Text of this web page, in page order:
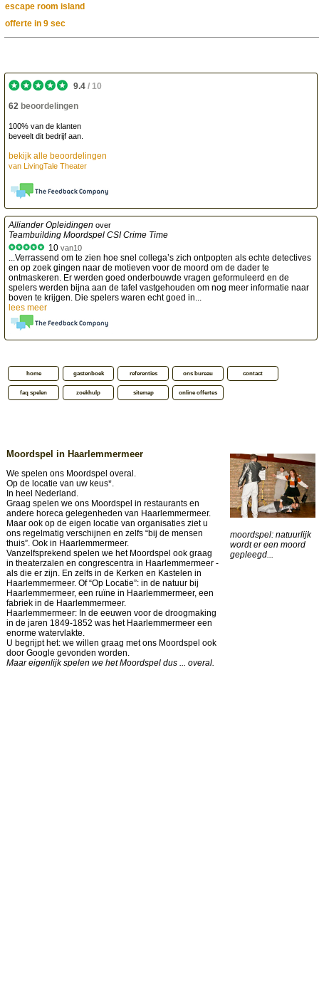
escape room island
offerte in 9 sec
9.4 / 10
62 beoordelingen
100% van de klanten
beveelt dit bedrijf aan.
bekijk alle beoordelingen
van LivingTale Theater
Alliander Opleidingen over
Teambuilding Moordspel CSI Crime Time
10van10
...Verrassend om te zien hoe snel collega’s zich ontpopten als echte detectives
en op zoek gingen naar de motieven voor de moord om de dader te
ontmaskeren. Er werden goed onderbouwde vragen geformuleerd en de
spelers werden bijna aan de tafel vastgehouden om nog meer informatie naar
boven te krijgen. Die spelers waren echt goed in...
lees meer
home gastenboek referenties ons bureau contact
faq spelen zoekhulp sitemap online offertes
Moordspel in Haarlemmermeer
We spelen ons Moordspel overal.
Op de locatie van uw keus*.
In heel Nederland.
Graag spelen we ons Moordspel in restaurants en
andere horeca gelegenheden van Haarlemmermeer.
Maar ook op de eigen locatie van organisaties ziet u
ons regelmatig verschijnen en zelfs “bij de mensen
thuis”. Ook in Haarlemmermeer.
Vanzelfsprekend spelen we het Moordspel ook graag
in theaterzalen en congrescentra in Haarlemmermeer -
als die er zijn. En zelfs in de Kerken en Kastelen in
Haarlemmermeer. Of “Op Locatie”: in de natuur bij
Haarlemmermeer, een ruïne in Haarlemmermeer, een
fabriek in de Haarlemmermeer.
Haarlemmermeer: In de eeuwen voor de droogmaking
in de jaren 1849-1852 was het Haarlemmermeer een
enorme watervlakte.
U begrijpt het: we willen graag met ons Moordspel ook
door Google gevonden worden.
Maar eigenlijk spelen we het Moordspel dus ... overal.
moordspel: natuurlijk
wordt er een moord
gepleegd...